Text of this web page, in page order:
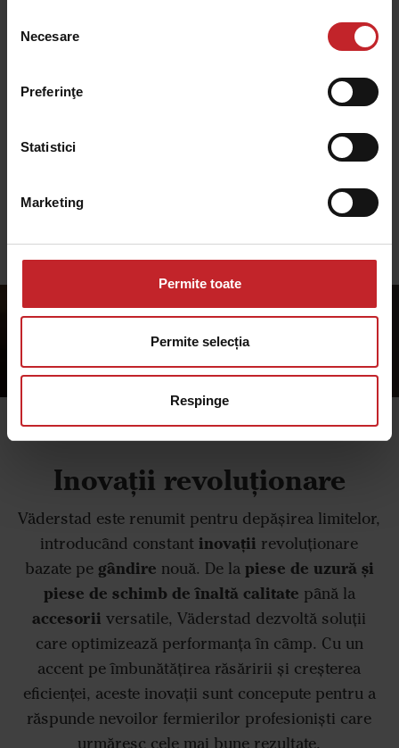
consimțământului
Necesare
Preferinţe
Statistici
Marketing
Permite toate
Permite selecția
Respinge
Sistemele Väderstad sunt concepute pentru a-ți
oferi control complet și integrare între mașină și
Inovații revoluționare
Väderstad este renumit pentru depășirea limitelor,
introducând constantinovații revoluționare
bazate pe gândire nouă. De la piese de uzură și
piese de schimb de înaltă calitate până la
accesoriiversatile, Väderstad dezvoltă soluții
care optimizează performanța în câmp. Cu un
accent pe îmbunătățirea răsăririi și creșterea
eficienței, aceste inovații sunt concepute pentru a
răspunde nevoilor fermierilor profesioniști care
urmăresc cele mai bune rezultate.